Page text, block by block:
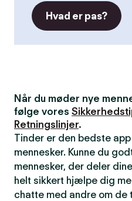
Hvad er pas?
Når du møder nye
følge vores
Retningslinjer.
Tinder er den bedste
mennesker. Kunne du
mennesker, der deler
helt sikkert hjælpe dig
chatte med andre om de